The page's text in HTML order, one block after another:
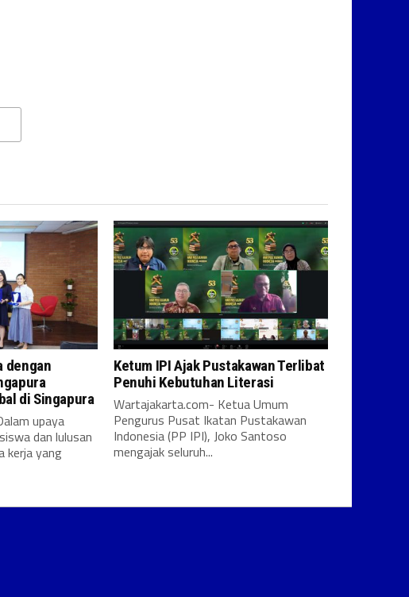
dengan
di Singapura
upaya
dan lulusan
kerja yang
Ketum IPI Ajak Pustakawan Terlibat
Penuhi Kebutuhan Literasi
Wartajakarta.com- Ketua Umum
Pengurus Pusat Ikatan Pustakawan
Indonesia (PP IPI), Joko Santoso
mengajak seluruh...